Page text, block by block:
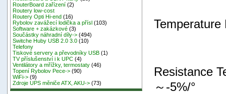
RouterBoard zařízení (2)
Routery low-cost
Routery Opti Hi-end (16)
Rybolov zavážecí lodička a přísl (103)
Software + zakázkové (3)
Součástky náhradní díly-> (494)
Switche Huby USB 2.0 3.0 (10)
Telefony
Tiskové servery a převodníky USB (1)
TV příslušenství i k UPC (4)
Ventilátory a mřížky, termostaty (46)
Topení Rybolov Pece-> (90)
WiFi-> (9)
Zdroje UPS měniče ATX, AKU-> (73)
Temperature
Resistance
～-5%/°